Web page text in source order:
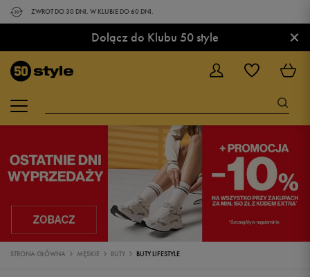
ZWROT DO 30 DNI. W KLUBIE DO 60 DNI.
Dołącz do Klubu 50 style ×
STRONA GŁÓWNA MĘSKIE BUTY BUTY LIFESTYLE